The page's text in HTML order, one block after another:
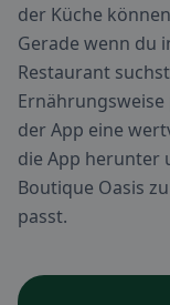
der Küche
Gerade wenn du
Restaurant
der App eine
die App herunter
Boutique Oasis
passt.